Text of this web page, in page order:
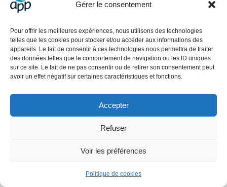
Gérer le consentement
Pour offrir les meilleures expériences, nous utilisons des technologies
telles que les cookies pour stocker et/ou accéder aux informations des
appareils. Le fait de consentir à ces technologies nous permettra de traiter
des données telles que le comportement de navigation ou les ID uniques
sur ce site. Le fait de ne pas consentir ou de retirer son consentement peut
avoir un effet négatif sur certaines caractéristiques et fonctions.
Accepter
Refuser
Voir les préférences
Politique de cookies
SIRET : 499 088 060 00045
Informations
Politique de confidentialité
Contact
01.40.39.70.18
contact@app-reseau.eu
3 rue Coq Héron 75001 Paris